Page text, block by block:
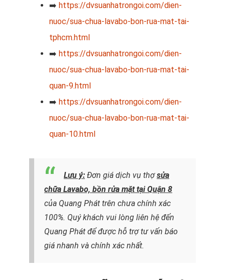
➡️ https://dvsuanhatrongoi.com/dien-
nuoc/sua-chua-lavabo-bon-rua-mat-tai-
tphcm.html
➡️ https://dvsuanhatrongoi.com/dien-
nuoc/sua-chua-lavabo-bon-rua-mat-tai-
quan-9.html
➡️ https://dvsuanhatrongoi.com/dien-
nuoc/sua-chua-lavabo-bon-rua-mat-tai-
quan-10.html
Lưu ý: Đơn giá dịch vụ thợsửa
chữa Lavabo, bồn rửa mặt tại Quận 8
của Quang Phát trên chưa chính xác
100%. Quý khách vui lòng liên hệ đến
Quang Phát để được hỗ trợ tư vấn báo
giá nhanh và chính xác nhất.